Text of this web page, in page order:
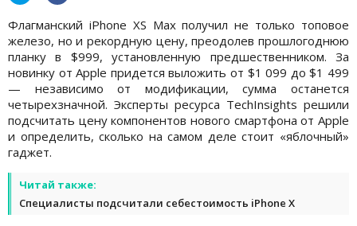
Флагманский iPhone XS Max получил не только топовое
железо, но и рекордную цену, преодолев прошлогоднюю
планку в $999, установленную предшественником. За
новинку от Apple придется выложить от $1 099 до $1 499
— независимо от модификации, сумма останется
четырехзначной. Эксперты ресурса TechInsights решили
подсчитать цену компонентов нового смартфона от Apple
и определить, сколько на самом деле стоит «яблочный»
гаджет.
Читай также:
Специалисты подсчитали себестоимость iPhone X